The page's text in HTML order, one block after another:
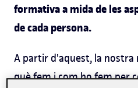
formativa a mida de les
de cada persona.
A partir d'aquest, la nostra
què fem i com ho fem per